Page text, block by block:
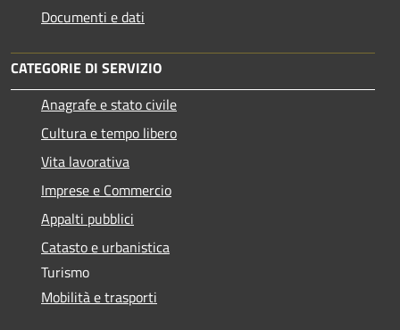
Documenti e dati
CATEGORIE DI SERVIZIO
Anagrafe e stato civile
Cultura e tempo libero
Vita lavorativa
Imprese e Commercio
Appalti pubblici
Catasto e urbanistica
Turismo
Mobilità e trasporti